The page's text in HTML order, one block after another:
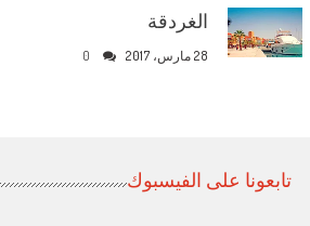
الغردقة
28 مارس، 2017 0
تابعونا على الفيسبوك